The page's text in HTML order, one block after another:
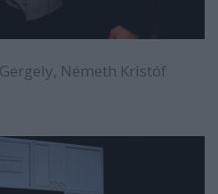
Németh Kristóf